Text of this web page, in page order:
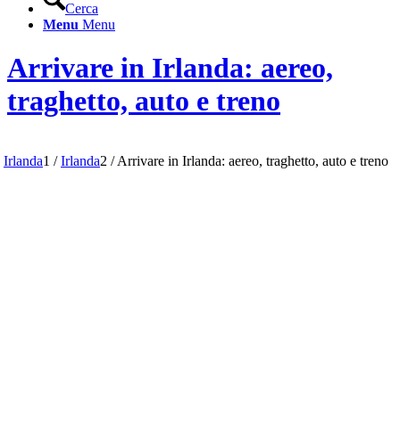
Cerca
Menu Menu
Arrivare in Irlanda: aereo,
traghetto, auto e treno
Irlanda1 / Irlanda2 / Arrivare in Irlanda: aereo, traghetto, auto e treno